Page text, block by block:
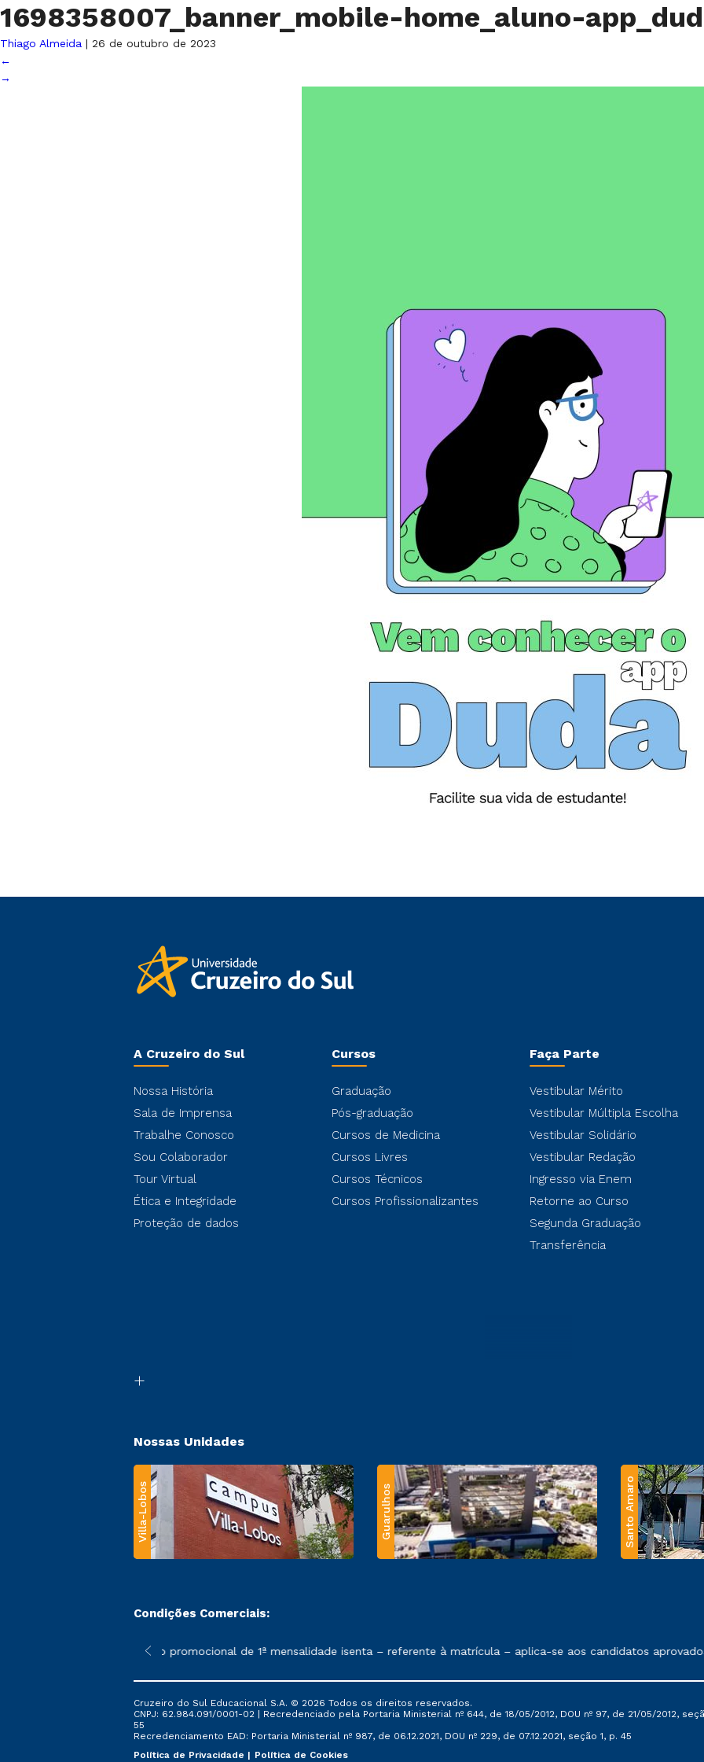
1698358007_banner_mobile-home_aluno-
Thiago Almeida | 26 de outubro de 2023
←
→
A Cruzeiro do Sul
Nossa História
Sala de Imprensa
Trabalhe Conosco
Sou Colaborador
Tour Virtual
Ética e Integridade
Proteção de dados
Cursos
Graduação
Pós-graduação
Cursos de Medicina
Cursos Livres
Cursos Técnicos
Cursos Profissionalizantes
Faça Parte
Vestibular Mérito
Vestibular Múltipla Escolha
Vestibular Solidário
Vestibular Redação
Ingresso via Enem
Retorne ao Curso
Segunda Graduação
Transferência
Nossas Unidades
Villa-Lobos Guarulhos Santo Amaro
Condições Comerciais:
sofrer alterações nos períodos de rematrícula conforme exposto no contrato de prestação de serviços.
*A condição promocional de 1ª mensalidade isenta – referente à matrícula – aplica-se aos candidatos
Cruzeiro do Sul Educacional S.A. © 2026 Todos os direitos reservados.
CNPJ: 62.984.091/0001-02 | Recredenciado pela Portaria Ministerial nº 644, de 18/05/2012, DOU nº 97, de 21/05/2012,
55
Recredenciamento EAD: Portaria Ministerial nº 987, de 06.12.2021, DOU nº 229, de 07.12.2021, seção 1, p. 45
Política de Privacidade
Política de Cookies